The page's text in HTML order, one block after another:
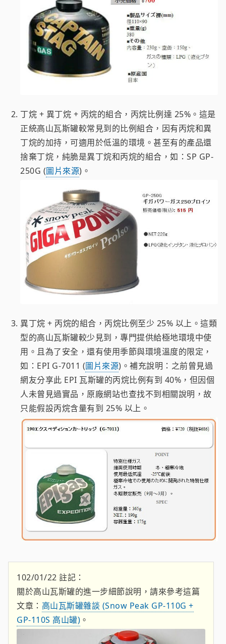
丁烷 + 異丁烷 + 丙烷的組合，丙烷比例達 25%。這是
正統高山瓦斯罐較常見到的比例組合，因有丙烷和異
丁烷的加持，可適用於低溫的環境。甚至有的產品還
捨棄丁烷，純脆是異丁烷和丙烷的組合，如：SP GP-
250G (圖片來源)。
異丁烷 + 丙烷的組合，丙烷比例至少 25% 以上。這類
型的高山瓦斯罐較少見到，專門提供給極地環境中使
用。且為了安全，還有使用季節與環境溫度的限定，
如：EPI G-7011 (圖片來源)。補充說明：之前曾見過
網友分享此 EPI 瓦斯罐的丙烷比例有到 40%，但因個
人未曾見過實品，原廠網站也查找不到相關說明，故
只能假設丙烷含量有到 25% 以上。
102/01/22 註記：
關於高山瓦斯罐的進一步細節說明，請來參考這篇
文章： 高山瓦斯罐雜談 (Snow Peak GP-110G +
GP-110S 高山罐) 。